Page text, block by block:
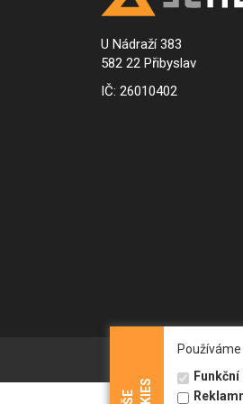
Funkční
U Nádraží 383
582 22 Přibyslav
IČ: 26010402